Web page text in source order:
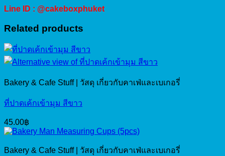
Line ID : @cakeboxphuket
Related products
Bakery & Cafe Stuff | วัสดุ เกี่ยวกับคาเฟ่และเบเกอรี่
ที่ปาดเค้กเข้ามุม สีขาว
45.00฿
Bakery & Cafe Stuff | วัสดุ เกี่ยวกับคาเฟ่และเบเกอรี่